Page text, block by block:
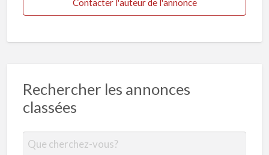
Contacter l'auteur de l'annonce
Rechercher les annonces
classées